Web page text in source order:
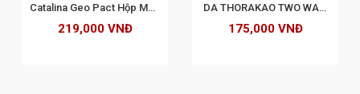
Catalina Geo Pact Hộp Màu
Vàng Hàn Quốc
219,000 VNĐ
DA THORAKAO TWO WAY
CAKE 13G - SỐ 3
175,000 VNĐ